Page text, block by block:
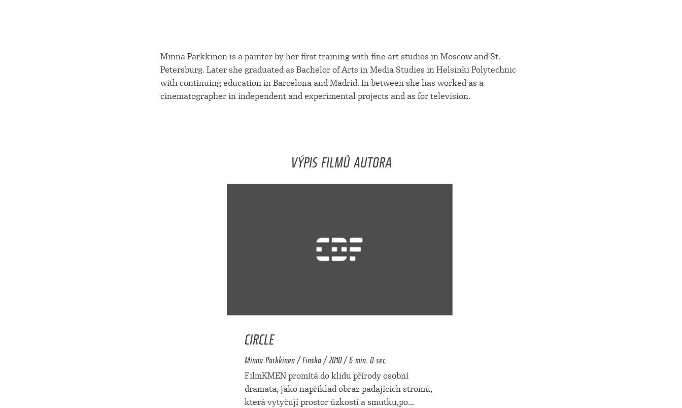
Minna Parkkinen is a painter by her first training with fine art studies in Moscow and St.
Petersburg. Later she graduated as Bachelor of Arts in Media Studies in Helsinki Polytechnic
with continuing education in Barcelona and Madrid. In between she has worked as a
cinematographer in independent and experimental projects and as for television.
VÝPIS FILMŮ AUTORA
CIRCLE
Minna Parkkinen / Finsko / 2010 / 6 min. 0 sec.
FilmKMEN promítá do klidu přírody osobní
dramata, jako například obraz padajících stromů,
která vytyčují prostor úzkosti a smutku,po...